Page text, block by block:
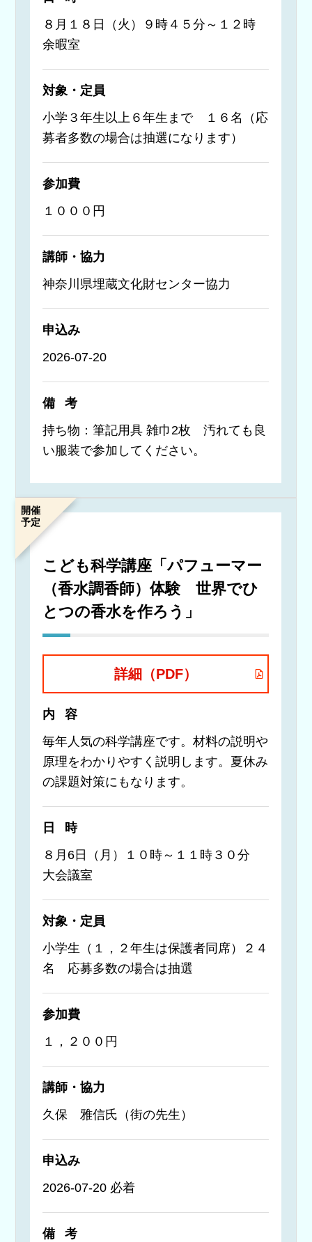
８月１８日（火）９時４５分～１２時
余暇室
対象・定員
小学３年生以上６年生まで １６名（応
募者多数の場合は抽選になります）
参加費
１０００円
講師・協力
神奈川県埋蔵文化財センター協力
申込み
2026-07-20
備考
持ち物：筆記用具 雑巾2枚 汚れても良
い服装で参加してください。
開催
予定
こども科学講座「パフューマー
（香水調香師）体験 世界でひ
とつの香水を作ろう」
詳細（PDF）
内容
毎年人気の科学講座です。材料の説明や
原理をわかりやすく説明します。夏休み
の課題対策にもなります。
日時
８月6日（月）１０時～１１時３０分
大会議室
対象・定員
小学生（１，２年生は保護者同席）２４
名 応募多数の場合は抽選
参加費
１，２００円
講師・協力
久保 雅信氏（街の先生）
申込み
2026-07-20 必着
備考